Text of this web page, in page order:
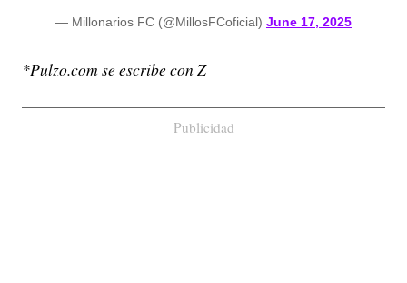
— Millonarios FC (@MillosFCoficial) June 17, 2025
*Pulzo.com se escribe con Z
Publicidad